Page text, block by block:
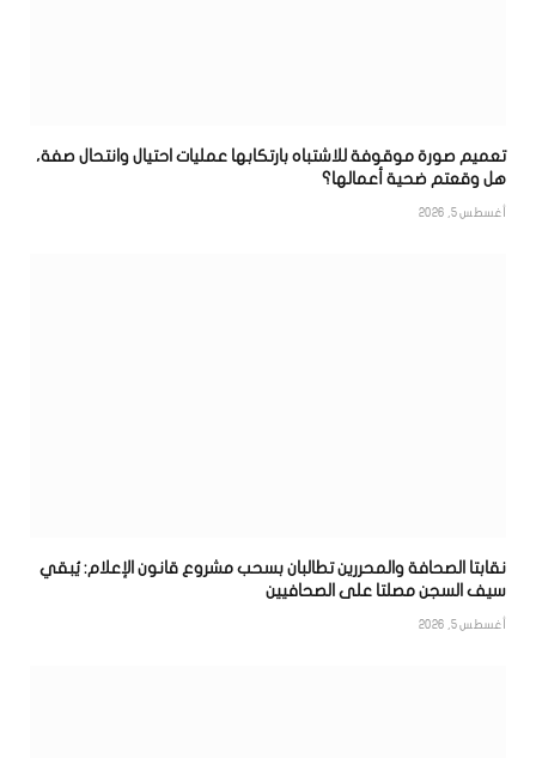
تعميم صورة موقوفة للاشتباه بارتكابها عمليات احتيال وانتحال صفة،
هل وقعتم ضحية أعمالها؟
أغسطس 5, 2026
نقابتا الصحافة والمحررين تطالبان بسحب مشروع قانون الإعلام: يُبقي
سيف السجن مصلتا على الصحافيين
أغسطس 5, 2026